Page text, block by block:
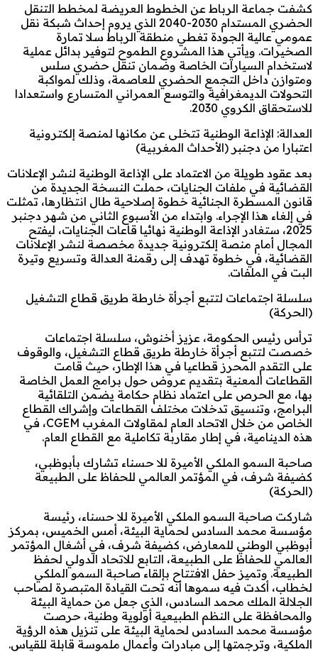
كشفت جماعة الرباط عن الخطوط العريضة لمخطط التنقل
الحضري المستدام 2030-2040 الذي يروم إحداث شبكة نقل
عمومي عالية الجودة تغطي منطقة الرباط سلا تمارة
الصخيرات. ويأتي هذا المشروع الطموح لتوفير بدائل عملية
لاستخدام السيارات الخاصة وضمان تنقل حضري سلس
ومتوازن داخل التجمع الحضري للعاصمة، وذلك لمواكبة
التحولات الديمغرافية والتوسع العمراني المتسارع واستعدادا
للاستحقاق الكروي 2030.
العدالة: الإذاعة الوطنية تتخلى عن مكانها لمنصة إلكترونية
اعتبارا من دجنبر (الأحداث المغربية)
بعد عقود طويلة من الاعتماد على الإذاعة الوطنية لنشر الإعلانات
القضائية في ملفات الجنايات، حملت النسخة الجديدة من
قانون المسطرة الجنائية خطوة إصلاحية طال انتظارها، تمثلت
في إلغاء هذا الإجراء. وابتداء من الأسبوع الثاني من شهر دجنبر
2025، ستغادر الإذاعة الوطنية نهائيا قاعات الجنايات، ليفتح
المجال أمام منصة إلكترونية جديدة مخصصة لنشر الإعلانات
القضائية، في خطوة تهدف إلى رقمنة العدالة وتسريع وتيرة
البت في الملفات.
سلسلة اجتماعات لتتبع أجرأة خارطة طريق قطاع التشغيل
(الحركة)
ترأس رئيس الحكومة، عزيز أخنوش، سلسلة اجتماعات
خصصت لتتبع أجرأة خارطة طريق قطاع التشغيل، والوقوف
على التقدم المحرز قطاعيا في هذا الإطار، حيث قامت
القطاعات المعنية بتقديم عروض حول برامج العمل الخاصة
بها، مع الحرص على اعتماد نظام حكامة يضمن التلقائية
البرامج، وتنسيق تدخلات مختلف القطاعات وإشراك القطاع
الخاص من خلال الاتحاد العام لمقاولات المغرب CGEM، في
هذه الدينامية، في إطار مقاربة تكاملية مع القطاع العام.
صاحبة السمو الملكي الأميرة للا حسناء تشارك بأبوظبي،
كضيفة شرف، في المؤتمر العالمي للحفاظ على الطبيعة
(الحركة)
شاركت صاحبة السمو الملكي الأميرة للا حسناء، رئيسة
مؤسسة محمد السادس لحماية البيئة، أمس الخميس، بمركز
أبوظبي الوطني للمعارض، كضيفة شرف، في أشغال المؤتمر
العالمي للحفاظ على الطبيعة، التابع للاتحاد الدولي لحفظ
الطبيعة. وتميز حفل الافتتاح بإلقاء صاحبة السمو الملكي
لخطاب، أكدت فيه سموها أنه تحت القيادة المتبصرة لصاحب
الجلالة الملك محمد السادس، الذي جعل من حماية البيئة
والمحافظة على النظم الطبيعية أولوية وطنية، حرصت
مؤسسة محمد السادس لحماية البيئة على تنزيل هذه الرؤية
الملكية، وترجمتها إلى مبادرات وأعمال ملموسة قابلة للقياس.